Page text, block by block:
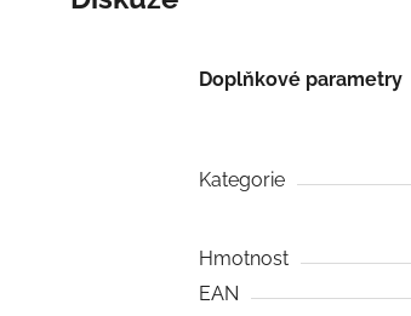
Doplňkové parametry
Kategorie
Hmotnost
EAN